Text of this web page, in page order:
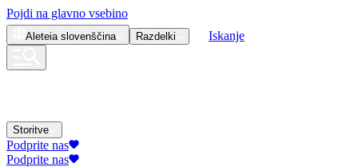
Pojdi na glavno vsebino
Aleteia slovenščina Razdelki Iskanje
Storitve
Podprite nas
Podprite nas